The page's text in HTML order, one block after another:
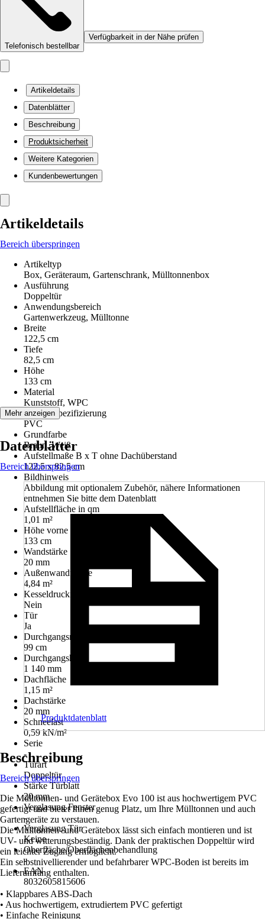
Telefonisch bestellbar
Verfügbarkeit in der Nähe prüfen
Artikeldetails
Datenblätter
Beschreibung
Produktsicherheit
Weitere Kategorien
Kundenbewertungen
Artikeldetails
Bereich überspringen
Artikeltyp
Box, Geräteraum, Gartenschrank, Mülltonnenbox
Ausführung
Doppeltür
Anwendungsbereich
Gartenwerkzeug, Mülltonne
Breite
122,5 cm
Tiefe
82,5 cm
Höhe
133 cm
Material
Kunststoff, WPC
Materialspezifizierung
PVC
Grundfarbe
Braun, Weiß
Aufstellmaße B x T ohne Dachüberstand
122,5 x 82,5 cm
Bildhinweis
Abbildung mit optionalem Zubehör, nähere Informationen
entnehmen Sie bitte dem Datenblatt
Aufstellfläche in qm
1,01 m²
Höhe vorne
133 cm
Wandstärke
20 mm
Außenwandfläche
4,84 m²
Kesseldruckimprägniert
Nein
Tür
Ja
Durchgangsmaß Tür
99 cm
Durchgangshöhe
1 140 mm
Dachfläche
1,15 m²
Dachstärke
20 mm
Schneelast
0,59 kN/m²
Serie
-
Türart
Doppeltür
Stärke Türblatt
20 mm
Verglasung Fenster
-
Verglasung Tür
Keine
Oberfläche/Oberflächenbehandlung
-
EAN
8032605815606
Mehr anzeigen
Datenblätter
Bereich überspringen
Produktdatenblatt
Beschreibung
Bereich überspringen
Die Mülltonnen- und Gerätebox Evo 100 ist aus hochwertigem PVC
gefertigt und bietet Ihnen genug Platz, um Ihre Mülltonnen und auch
Gartengeräte zu verstauen.
Die Mülltonnen- und Gerätebox lässt sich einfach montieren und ist
UV- und witterungsbeständig. Dank der praktischen Doppeltür wird
ein leichter Zugang ermöglicht.
Ein selbstnivellierender und befahrbarer WPC-Boden ist bereits im
Lieferumfang enthalten.
• Klappbares ABS-Dach
• Aus hochwertigem, extrudiertem PVC gefertigt
• Einfache Reinigung